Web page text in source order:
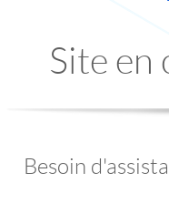
Site en
Besoin